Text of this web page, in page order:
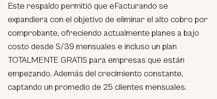
Este respaldo permitió que eFacturando se
expandiera con el objetivo de eliminar el alto cobro por
comprobante, ofreciendo actualmente planes a bajo
costo desde S/39 mensuales e incluso un plan
TOTALMENTE GRATIS para empresas que están
empezando. Además del crecimiento constante,
captando un promedio de 25 clientes mensuales.